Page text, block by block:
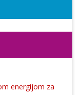
energijom za